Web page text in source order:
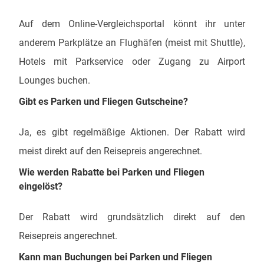
Auf dem Online-Vergleichsportal könnt ihr unter
anderem Parkplätze an Flughäfen (meist mit Shuttle),
Hotels mit Parkservice oder Zugang zu Airport
Lounges buchen.
Gibt es Parken und Fliegen Gutscheine?
Ja, es gibt regelmäßige Aktionen. Der Rabatt wird
meist direkt auf den Reisepreis angerechnet.
Wie werden Rabatte bei Parken und Fliegen
eingelöst?
Der Rabatt wird grundsätzlich direkt auf den
Reisepreis angerechnet.
Kann man Buchungen bei Parken und Fliegen